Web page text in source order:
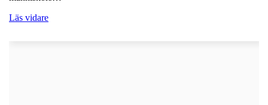
Läs vidare